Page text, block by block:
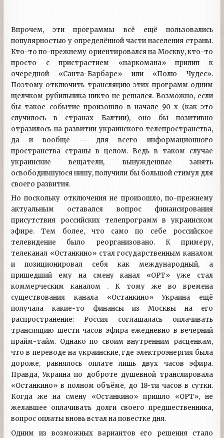
Впрочем, эти программы всё ещё пользовались
популярностью у определённой части населения страны.
Кто-то по-прежнему ориентировался на Москву, кто-то
просто с пристрастием «наркомана» прилип к
очередной «Санта-Барбаре» или «Полю Чудес».
Поэтому отключить трансляцию этих программ одним
щелчком рубильника никто не решался. Возможно, если
бы такое событие произошло в начале 90-х (как это
случилось в странах Балтии), оно бы позитивно
отразилось на развитии украинского телепространства,
да и вообще — для всего информационного
пространства страны в целом. Ведь в таком случае
украинские вещатели, вынужденные занять
освободившуюся нишу, получили бы большой стимул для
своего развития.
Но поскольку отключения не произошло, по-прежнему
актуальным оставался вопрос финансирования
присутствия российских телепрограмм в украинском
эфире. Тем более, что само по себе российское
телевидение было реорганизовано. К примеру,
телеканал «Останкино» стал государственным каналом
и позиционировал себя как международный, а
пришедший ему на смену канал «ОРТ» уже стал
коммерческим каналом . К тому же во времена
существования канала «Останкино» Украина ещё
получала какие-то финансы из Москвы на его
распространение: Россия соглашалась оплачивать
трансляцию шести часов эфира ежедневно в вечерний
прайм-тайм. Однако по своим внутренним расценкам,
что в переводе на украинские, где электроэнергия была
дороже, равнялось оплате лишь двух часов эфира.
Правда, Украина по доброте душевной транслировала
«Останкино» в полном объёме, до 18-ти часов в сутки.
Когда же на смену «Останкино» пришло «ОРТ», не
желавшее оплачивать долги своего предшественника,
вопрос оплаты вновь встал на повестке дня.
Одним из возможных вариантов его решения стало